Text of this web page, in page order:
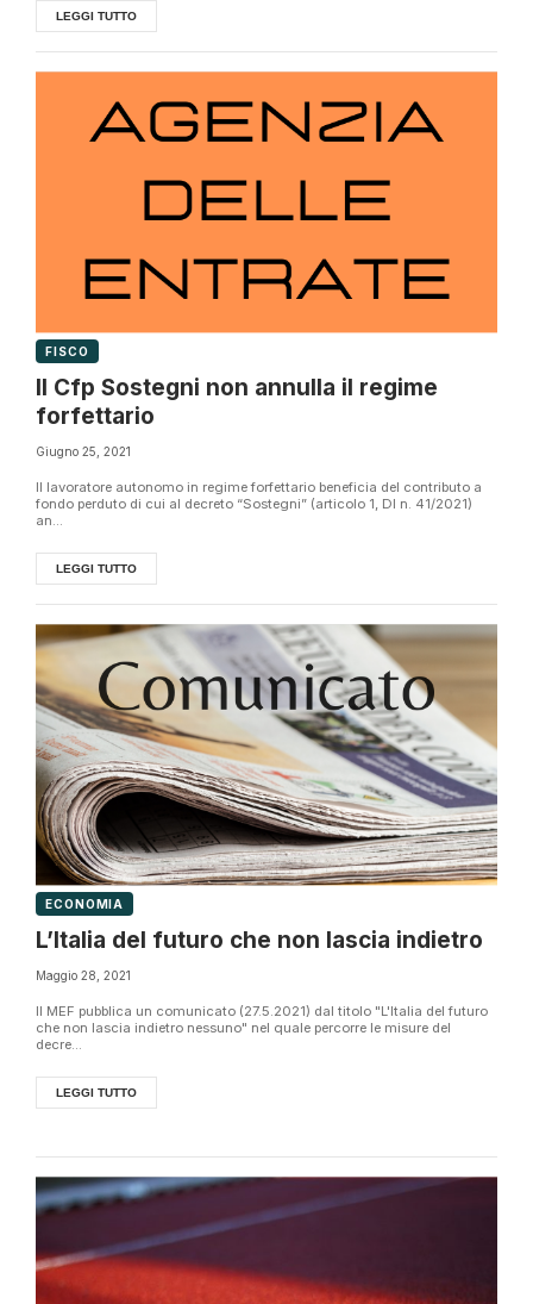
LEGGI TUTTO
FISCO
Il Cfp Sostegni non annulla il regime
forfettario
Giugno 25, 2021
Il lavoratore autonomo in regime forfettario beneficia del contributo a
fondo perduto di cui al decreto “Sostegni” (articolo 1, Dl n. 41/2021)
an...
LEGGI TUTTO
ECONOMIA
L’Italia del futuro che non lascia indietro
Maggio 28, 2021
Il MEF pubblica un comunicato (27.5.2021) dal titolo "L'Italia del futuro
che non lascia indietro nessuno" nel quale percorre le misure del
decre...
LEGGI TUTTO